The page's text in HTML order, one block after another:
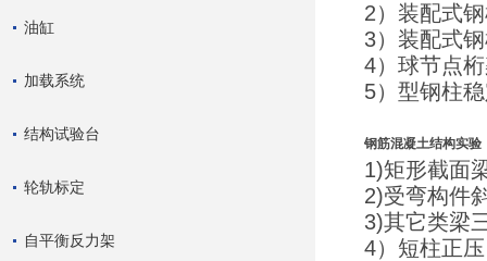
油缸
加载系统
结构试验台
轮轨标定
自平衡反力架
2）装配式
3）装配式
4）球节点
5）型钢柱
钢筋混凝土结构实验
1)矩形截面
2)受弯构件
3)其它类梁
4）短柱正